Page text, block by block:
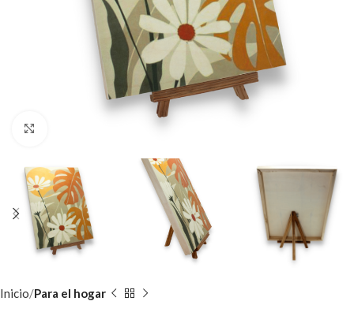
Inicio Para el hogar